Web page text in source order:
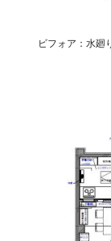
ビフォア：水廻